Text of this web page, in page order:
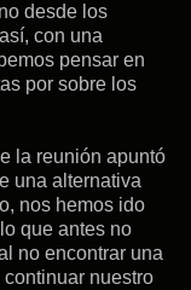
desde los
con una
pensar en
por sobre los
la reunión apuntó
una alternativa
nos hemos ido
que antes no
no encontrar una
nuestro